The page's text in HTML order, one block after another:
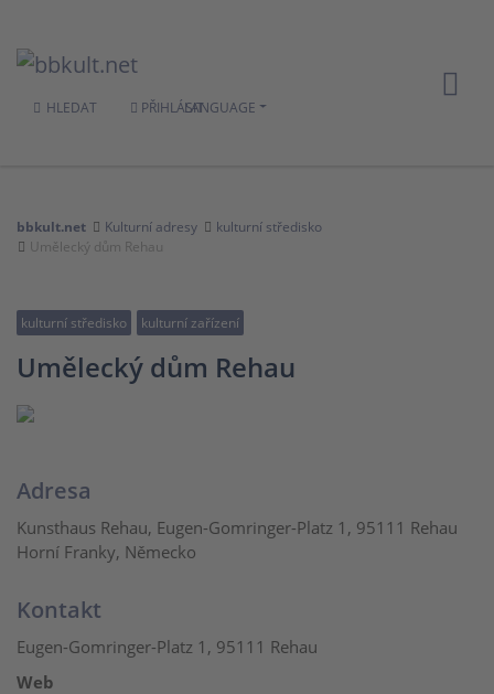
HLEDAT PŘIHLÁSITLANGUAGE
bbkult.net Kulturní adresy
kulturní středisko
Umělecký dům Rehau
kulturní středisko kulturní zařízení
Umělecký dům Rehau
Adresa
Kunsthaus Rehau, Eugen-Gomringer-Platz 1, 95111 Rehau
Horní Franky, Německo
Kontakt
Eugen-Gomringer-Platz 1, 95111 Rehau
Web